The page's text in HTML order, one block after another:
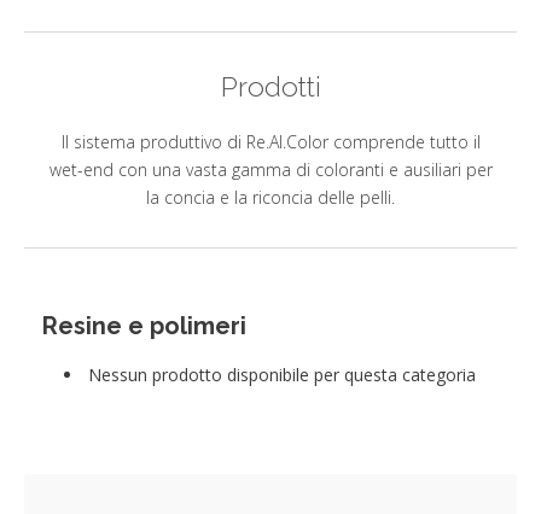
Prodotti
Servizi
Prodotti
Il sistema produttivo di Re.Al.Color comprende tutto il
wet-end con una vasta gamma di coloranti e ausiliari per
la concia e la riconcia delle pelli.
Resine e polimeri
Nessun prodotto disponibile per questa categoria